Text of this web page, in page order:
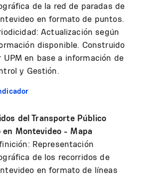
de la red de paradas de
en formato de puntos.
Actualización según
disponible. Construido
UPM en base a información de
y Gestión.
del Transporte Público
en Montevideo - Mapa
Representación
de los recorridos de
en formato de líneas